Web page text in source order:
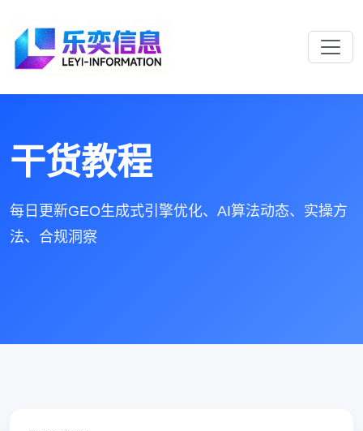
干货教程
每日更新GEO生成式引擎优化、AI算法动态、实操方
法、合规洞察